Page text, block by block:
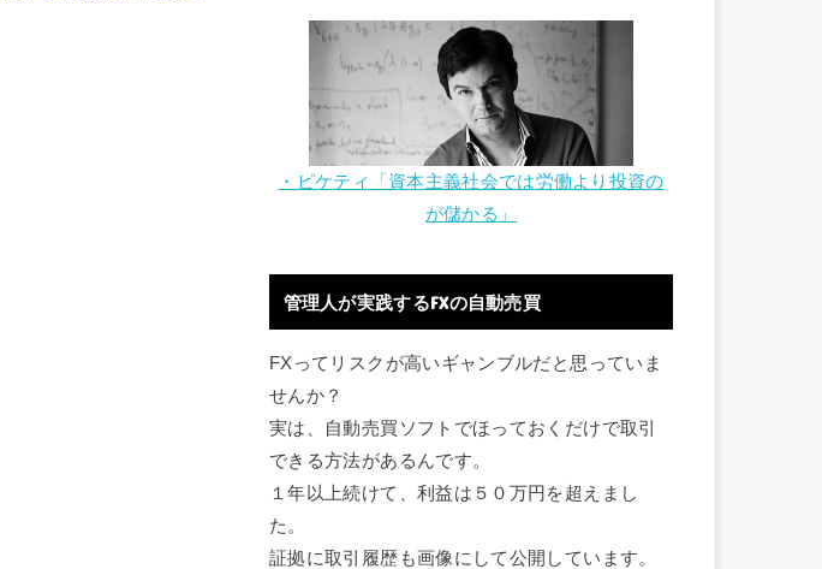
・ピケティ「資本主義社会では労働より投資の
が儲かる」
管理人が実践するFXの自動売買
FXってリスクが高いギャンブルだと思っていま
せんか？
実は、自動売買ソフトでほっておくだけで取引
できる方法があるんです。
１年以上続けて、利益は５０万円を超えまし
た。
証拠に取引履歴も画像にして公開しています。